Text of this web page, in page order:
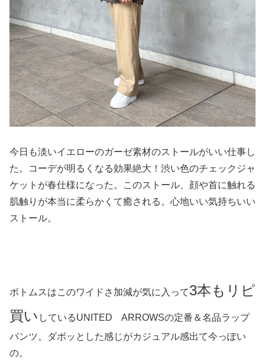
今日も淡いイエローのガーゼ素材のストールがいい仕事し
た。コーデが明るくなる効果絶大！渋い色のチェックジャ
ケットが春仕様になった。このストール、顔や首に触れる
肌触りが本当に柔らかくて癒される。心地いい気持ちいい
ストール。
ボトムスはこのワイドさ加減が気に入って3本もリピ
買い しているUNITED ARROWSの定番＆名品ラップ
パンツ。ダボッとした感じがカジュアル感出て今っぽい
の。